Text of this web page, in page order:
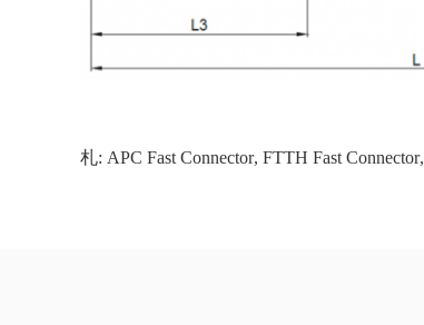
札: APC Fast Connector, FTTH Fast Connector,